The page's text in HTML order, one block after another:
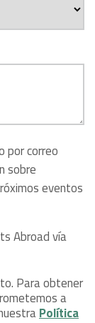
por correo
sobre
eventos
Abroad vía
Para obtener
a
Política